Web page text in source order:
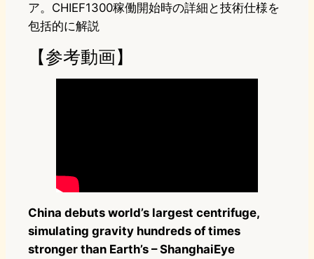
ア。CHIEF1300稼働開始時の詳細と技術仕様を
包括的に解説
【参考動画】
China debuts world’s largest centrifuge,
simulating gravity hundreds of times
stronger than Earth’s – ShanghaiEye